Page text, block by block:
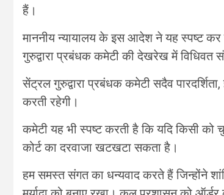
हैं।
माननीय न्यायालय के इस आदेश ने यह स्पष्ट
गुरुद्वारा प्रबंधक कमेटी की देखरेख में विधिवत
सेंट्रल गुरुद्वारा प्रबंधक कमेटी सदैव
करती रहेगी।
कमेटी यह भी स्पष्ट करती है कि यदि किसी
कोर्ट का दरवाजा खटखटा सकता है।
हम समस्त संगत का धन्यवाद करते हैं जिन्होंने